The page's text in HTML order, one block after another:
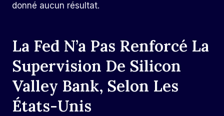
donné aucun résultat.
La Fed N’a Pas Renforcé La
Supervision De Silicon
Valley Bank, Selon Les
États-Unis